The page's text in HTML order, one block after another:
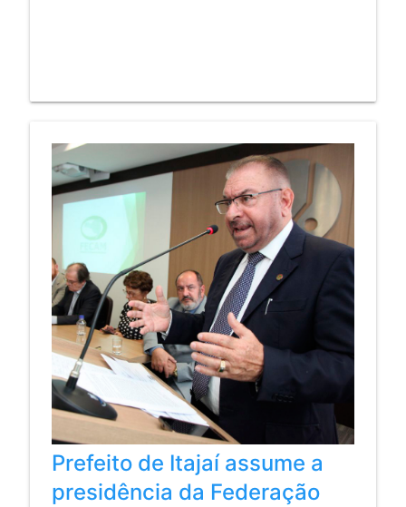
Prefeito de Itajaí assume a
presidência da Federação